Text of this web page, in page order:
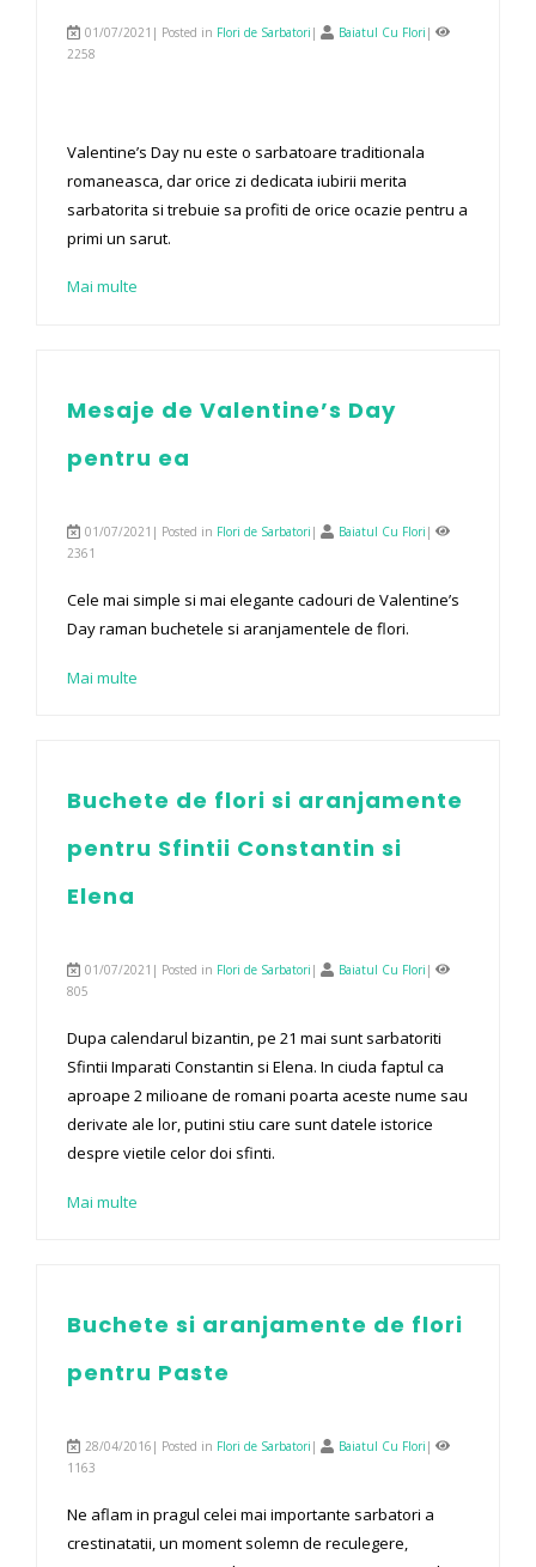
01/07/2021| Posted in Flori de Sarbatori | Baiatul Cu Flori |
2258
Valentine’s Day nu este o sarbatoare traditionala
romaneasca, dar orice zi dedicata iubirii merita
sarbatorita si trebuie sa profiti de orice ocazie pentru a
primi un sarut.
Mai multe
Mesaje de Valentine’s Day
pentru ea
01/07/2021| Posted in Flori de Sarbatori | Baiatul Cu Flori |
2361
Cele mai simple si mai elegante cadouri de Valentine’s
Day raman buchetele si aranjamentele de flori.
Mai multe
Buchete de flori si aranjamente
pentru Sfintii Constantin si
Elena
01/07/2021| Posted in Flori de Sarbatori | Baiatul Cu Flori |
805
Dupa calendarul bizantin, pe 21 mai sunt sarbatoriti
Sfintii Imparati Constantin si Elena. In ciuda faptul ca
aproape 2 milioane de romani poarta aceste nume sau
derivate ale lor, putini stiu care sunt datele istorice
despre vietile celor doi sfinti.
Mai multe
Buchete si aranjamente de flori
pentru Paste
28/04/2016| Posted in Flori de Sarbatori | Baiatul Cu Flori |
1163
Ne aflam in pragul celei mai importante sarbatori a
crestinatatii, un moment solemn de reculegere,